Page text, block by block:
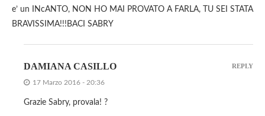
e’ un INcANTO, NON HO MAI PROVATO A FARLA, TU SEI STATA
BRAVISSIMA!!!BACI SABRY
DAMIANA CASILLO
17 Marzo 2016 - 20:36
Grazie Sabry, provala! ?
REPLY